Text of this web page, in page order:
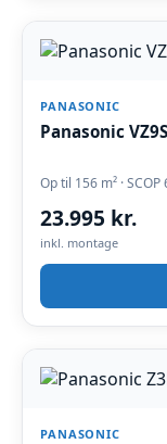
PANASONIC
Panasonic
Op til 156 m² · SCOP
23.995 kr.
inkl. montage
PANASONIC